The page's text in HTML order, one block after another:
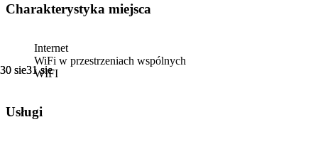
30 sie31 sie
30 sie31 sie
Charakterystyka miejsca
Internet
WiFi w przestrzeniach wspólnych
WIFI
Usługi